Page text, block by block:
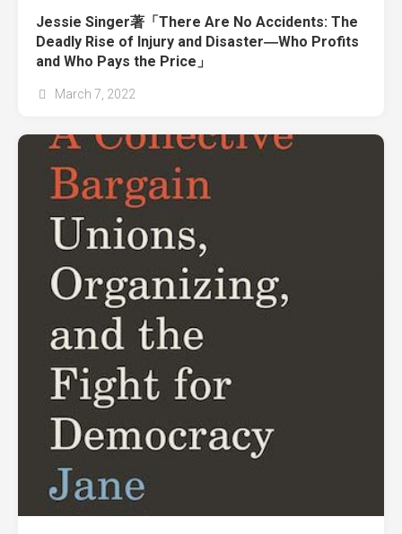
Jessie Singer著「There Are No Accidents: The
Deadly Rise of Injury and Disaster―Who Profits
and Who Pays the Price」
March 7, 2022